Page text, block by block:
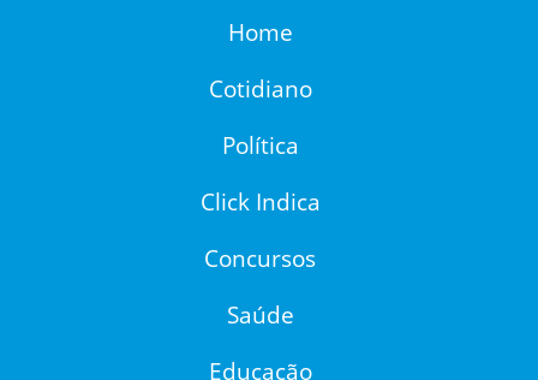
Home
Cotidiano
Política
Click Indica
Concursos
Saúde
Educação